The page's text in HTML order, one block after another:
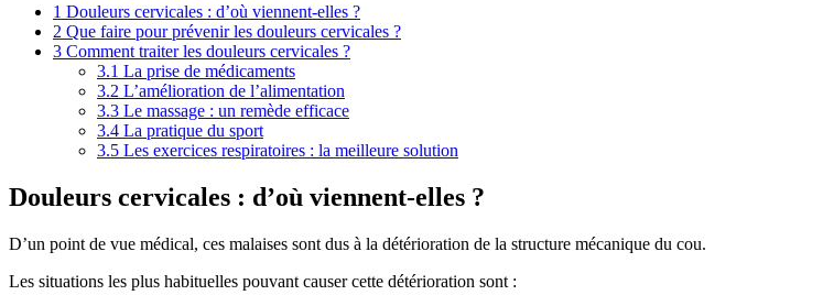
1 Douleurs cervicales : d’où viennent-elles ?
2 Que faire pour prévenir les douleurs cervicales ?
3 Comment traiter les douleurs cervicales ?
3.1 La prise de médicaments
3.2 L’amélioration de l’alimentation
3.3 Le massage : un remède efficace
3.4 La pratique du sport
3.5 Les exercices respiratoires : la meilleure solution
Douleurs cervicales : d’où viennent-elles ?
D’un point de vue médical, ces malaises sont dus à la détérioration de la structure mécanique du cou.
Les situations les plus habituelles pouvant causer cette détérioration sont :